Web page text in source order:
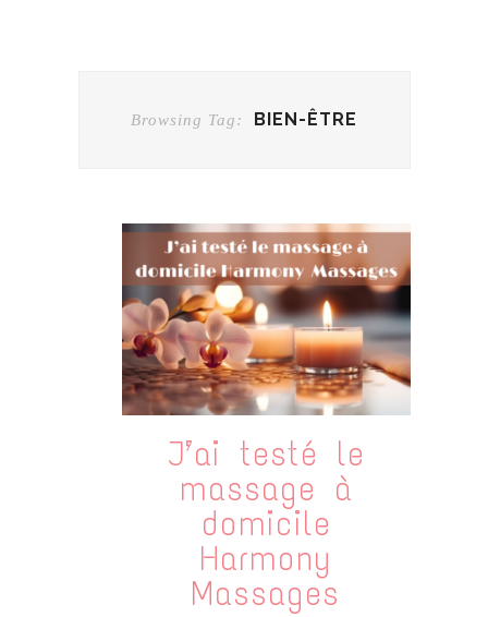
Browsing Tag: BIEN-ÊTRE
J’ai testé le
massage à
domicile
Harmony
Massages